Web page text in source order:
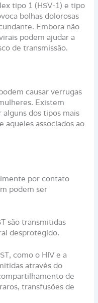
tipo 1 (HSV-1) e tipo
bolhas dolorosas
Embora não
podem ajudar a
de transmissão.
causar verrugas
Existem
alguns dos tipos mais
aqueles associados ao
por contato
podem ser
são transmitidas
desprotegido.
como o HIV e a
através do
de
transfusões de